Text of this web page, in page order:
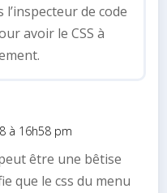
l’inspecteur de code
avoir le CSS à
à 16h58 pm
être une bêtise
que le css du menu